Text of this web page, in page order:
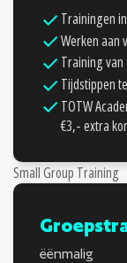
Trainingen
Werken aan
Training
Tijdstippen
TOTW
€3,- extra
Small Group Training
ëënmalig